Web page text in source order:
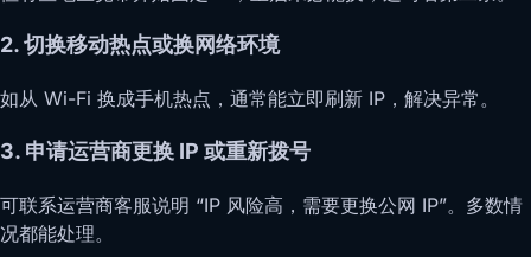
2. 切换移动热点或换网络环境
如从 Wi-Fi 换成手机热点，通常能立即刷新 IP，解决异常。
3. 申请运营商更换 IP 或重新拨号
可联系运营商客服说明 “IP 风险高，需要更换公网 IP”。多数情
况都能处理。